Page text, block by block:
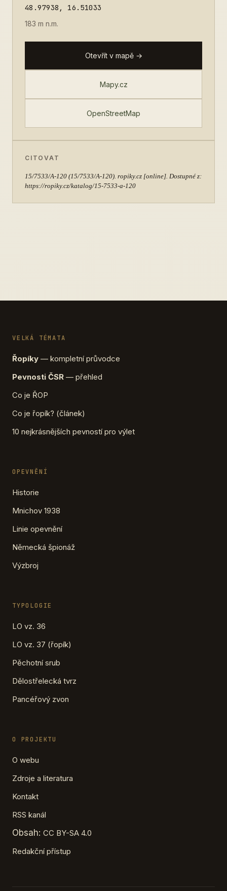
48.97938, 16.51033
183 m n.m.
Otevřít v mapě →
Mapy.cz
OpenStreetMap
CITOVAT
15/7533/A-120 (15/7533/A-120). ropiky.cz [online]. Dostupné z:
https://ropiky.cz/katalog/15-7533-a-120
VELKÁ TÉMATA
Řopíky — kompletní průvodce
Pevnosti ČSR — přehled
Co je ŘOP
Co je řopík? (článek)
10 nejkrásnějších pevností pro výlet
OPEVNĚNÍ
Historie
Mnichov 1938
Linie opevnění
Německá špionáž
Výzbroj
TYPOLOGIE
LO vz. 36
LO vz. 37 (řopík)
Pěchotní srub
Dělostřelecká tvrz
Pancéřový zvon
O PROJEKTU
O webu
Zdroje a literatura
Kontakt
RSS kanál
Obsah: CC BY-SA 4.0
Redakční přístup